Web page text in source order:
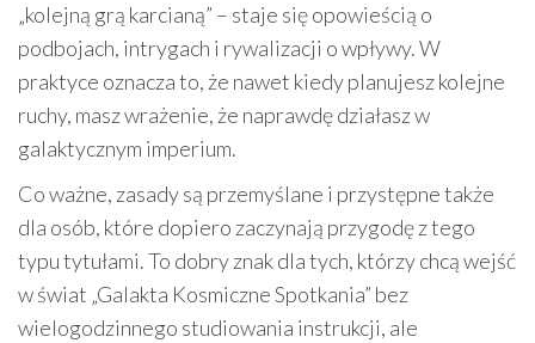
„kolejną grą karcianą” – staje się opowieścią o
podbojach, intrygach i rywalizacji o wpływy. W
praktyce oznacza to, że nawet kiedy planujesz kolejne
ruchy, masz wrażenie, że naprawdę działasz w
galaktycznym imperium.
Co ważne, zasady są przemyślane i przystępne także
dla osób, które dopiero zaczynają przygodę z tego
typu tytułami. To dobry znak dla tych, którzy chcą wejść
w świat „Galakta Kosmiczne Spotkania” bez
wielogodzinnego studiowania instrukcji, ale